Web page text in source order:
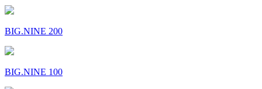
BIG.NINE 200
BIG.NINE 100